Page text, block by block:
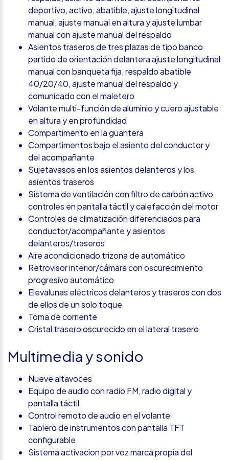
deportivo, activo, abatible, ajuste longitudinal
manual, ajuste manual en altura y ajuste lumbar
manual con ajuste manual del respaldo
Asientos traseros de tres plazas de tipo banco
partido de orientación delantera ajuste longitudinal
manual con banqueta fija, respaldo abatible
40/20/40, ajuste manual del respaldo y
comunicado con el maletero
Volante multi-función de aluminio y cuero ajustable
en altura y en profundidad
Compartimento en la guantera
Compartimentos bajo el asiento del conductor y
del acompañante
Sujetavasos en los asientos delanteros y los
asientos traseros
Sistema de ventilación con filtro de carbón activo
controles en pantalla táctil y calefacción del motor
Controles de climatización diferenciados para
conductor/acompañante y asientos
delanteros/traseros
Aire acondicionado trizona de automático
Retrovisor interior/cámara con oscurecimiento
progresivo automático
Elevalunas eléctricos delanteros y traseros con dos
de ellos de un solo toque
Toma de corriente
Cristal trasero oscurecido en el lateral trasero
Multimedia y sonido
Nueve altavoces
Equipo de audio con radio FM, radio digital y
pantalla táctil
Control remoto de audio en el volante
Tablero de instrumentos con pantalla TFT
configurable
Sistema activacion por voz marca propia del